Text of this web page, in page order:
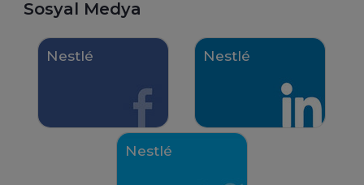
Sosyal Medya
Nestlé Nestlé
Nestlé